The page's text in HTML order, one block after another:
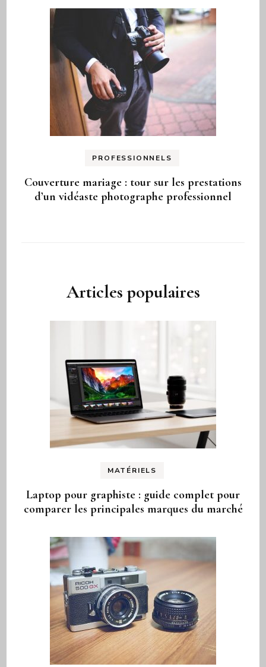
PROFESSIONNELS
Couverture mariage : tour sur les prestations
d’un vidéaste photographe professionnel
Articles populaires
MATÉRIELS
Laptop pour graphiste : guide complet pour
comparer les principales marques du marché